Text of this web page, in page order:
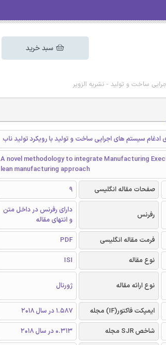
سبد خرید
ساخت و تولید - نشریه الزویر
سیستم های اجرایی ساخت و تولید با رویکرد تولید ناب
A novel methodology to integrate Manufacturing
lean manufacturing approach
صفحات مقاله انگلیسی 9
رفرنس
دارای رفرنس در داخل متن
و انتهای مقاله
فرمت مقاله انگلیسی
PDF
نوع مقاله ISI
نوع ارائه مقاله ژورنال
ایمپکت فاکتور(IF) مجله
1.587 در سال 2018
شاخص SJR مجله 0.313 در سال 2018